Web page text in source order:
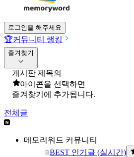
로그인을 해주세요
🏆커뮤니티 랭킹
즐겨찾기
게시판 제목의
아이콘을 선택하면
즐겨찾기에 추가됩니다.
전체글
메모리워드 커뮤니티
BEST 인기글 (실시간)